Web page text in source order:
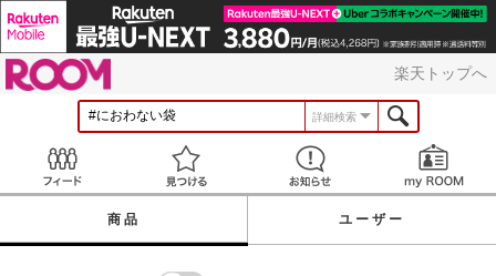
楽天トップへ
詳細検索
見つける お知らせ
商品 ユーザー